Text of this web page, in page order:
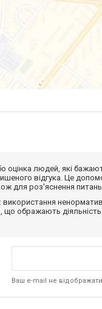
оцінка людей, які
відгука. Це
для роз'яснення
використання
що ображають
Ваш e-mail не